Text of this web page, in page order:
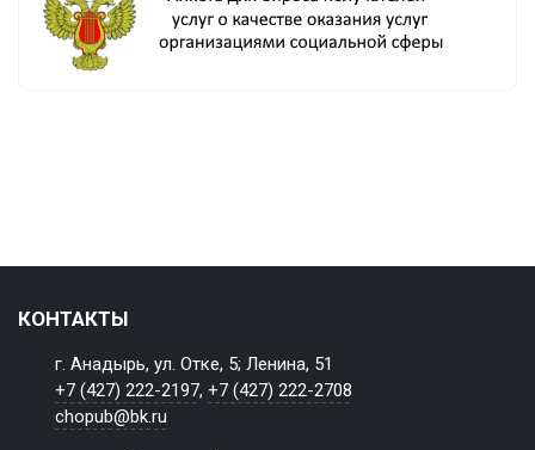
КОНТАКТЫ
г. Анадырь, ул. Отке, 5; Ленина, 51
+7 (427) 222-2197,+7 (427) 222-2708
chopub@bk.ru